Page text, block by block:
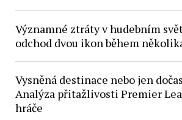
Významné ztráty v hudebním
odchod dvou ikon během
Vysněná destinace nebo jen
Analýza přitažlivosti Premier
hráče